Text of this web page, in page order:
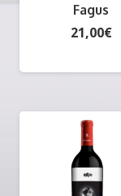
Fagus
21,00€